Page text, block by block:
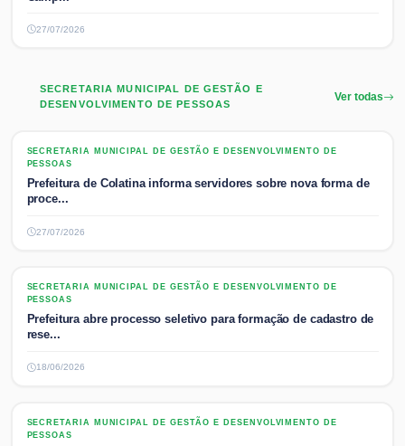
27/07/2026
SECRETARIA MUNICIPAL DE GESTÃO E
DESENVOLVIMENTO DE PESSOAS
Ver todas
SECRETARIA MUNICIPAL DE GESTÃO E DESENVOLVIMENTO DE PESSOAS
SECRETARIA MUNICIPAL DE GESTÃO E DESENVOLVIMENTO DE
PESSOAS
Prefeitura de Colatina informa servidores sobre nova forma de
proce...
27/07/2026
SECRETARIA MUNICIPAL DE GESTÃO E DESENVOLVIMENTO DE PESSOAS
SECRETARIA MUNICIPAL DE GESTÃO E DESENVOLVIMENTO DE
PESSOAS
Prefeitura abre processo seletivo para formação de cadastro de
rese...
18/06/2026
SECRETARIA MUNICIPAL DE GESTÃO E DESENVOLVIMENTO DE PESSOAS
SECRETARIA MUNICIPAL DE GESTÃO E DESENVOLVIMENTO DE
PESSOAS